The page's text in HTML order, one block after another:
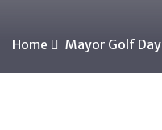
Home Mayor Golf Day